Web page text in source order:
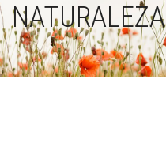
NATURALEZA